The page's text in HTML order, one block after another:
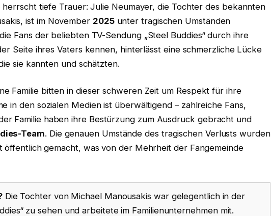
herrscht tiefe Trauer: Julie Neumayer, die Tochter des bekannten
ist im November 2025unter tragischen Umständen
Fans der beliebten TV-Sendung „Steel Buddies“ durch ihre
Seite ihres Vaters kennen, hinterlässt eine schmerzliche Lücke
sie kannten und schätzten.
Familie bitten in dieser schweren Zeit um Respekt für ihre
in den sozialen Medien ist überwältigend – zahlreiche Fans,
Familie haben ihre Bestürzung zum Ausdruck gebracht und
Team. Die genauen Umstände des tragischen Verlusts wurden
öffentlich gemacht, was von der Mehrheit der Fangemeinde
Die Tochter von Michael Manousakis war gelegentlich in der
zu sehen und arbeitete im Familienunternehmen mit.